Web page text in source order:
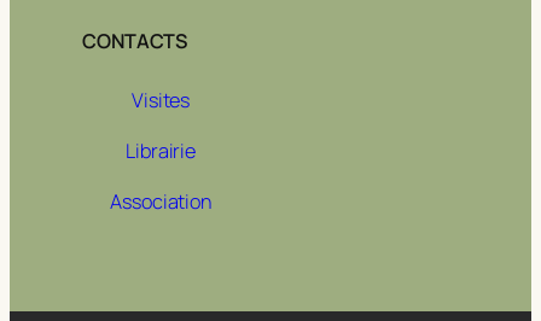
CONTACTS
Visites
Librairie
Association